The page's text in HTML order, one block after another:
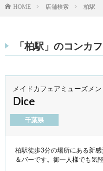
HOME 店舗検索 柏駅
「柏駅」のコンカ
メイドカフェアミューズメ
Dice
千葉県
柏駅徒歩3分の場所にある新
＆バーです。御一人様でも気